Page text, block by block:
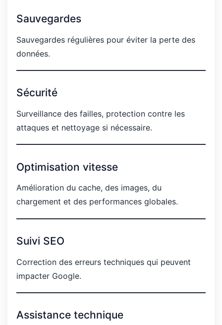
Sauvegardes
Sauvegardes régulières pour éviter la perte des
données.
Sécurité
Surveillance des failles, protection contre les
attaques et nettoyage si nécessaire.
Optimisation vitesse
Amélioration du cache, des images, du
chargement et des performances globales.
Suivi SEO
Correction des erreurs techniques qui peuvent
impacter Google.
Assistance technique